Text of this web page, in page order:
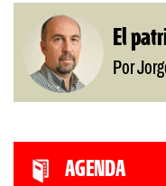
El
Por
AGENDA